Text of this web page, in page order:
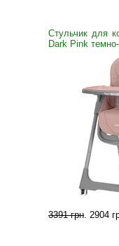
Стульчик для
Dark Pink
3391 грн. 2904